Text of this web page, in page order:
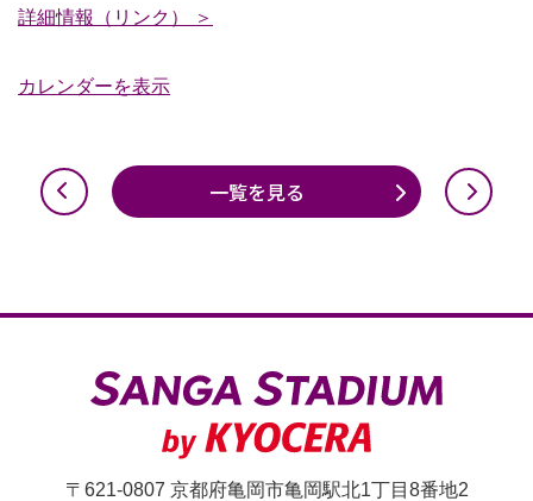
治
田
30
詳細情報（リンク） ＞
カレンダーを表示
一覧を見る
〒621-0807 京都府亀岡市亀岡駅北1丁目8番地2